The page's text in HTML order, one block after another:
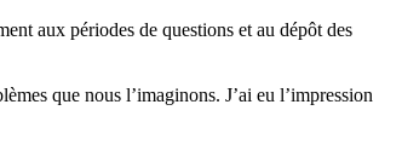
aux périodes de questions et au dépôt des
que nous l’imaginons. J’ai eu l’impression